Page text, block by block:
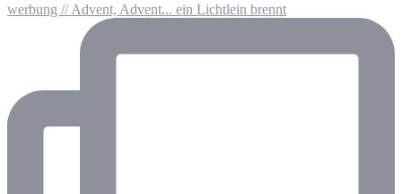
werbung // Advent, Advent... ein Lichtlein brennt